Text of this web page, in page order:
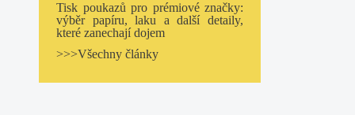
Tisk poukazů pro prémiové značky:
výběr papíru, laku a další detaily,
které zanechají dojem
>>>Všechny články